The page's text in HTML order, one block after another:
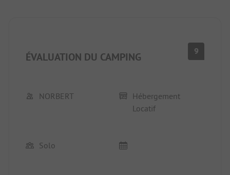
ÉVALUATION DU CAMPING 9
NORBERT
Hébergement
Locatif
Solo